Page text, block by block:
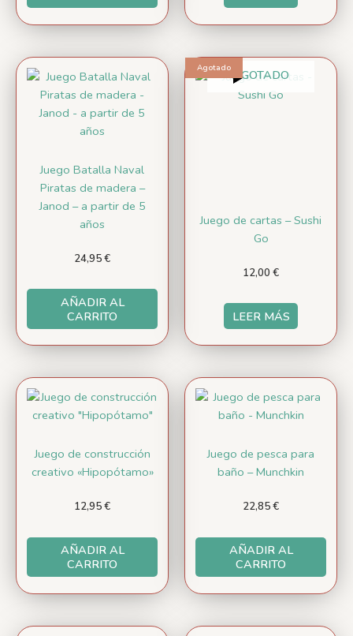
Juego Batalla Naval
Piratas de madera –
Janod – a partir de 5
años
24,95€
AÑADIR AL
CARRITO
AgotadoAGOTADO
Juego de cartas – Sushi
Go
12,00 €
LEER MÁS
Juego de construcción
creativo «Hipopótamo»
12,95€
AÑADIR AL
CARRITO
Juego de pesca para
baño – Munchkin
22,85€
AÑADIR AL
CARRITO